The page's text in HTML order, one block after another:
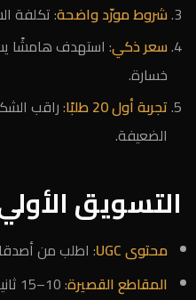
شروط مورّد واضحة: تكلفة
سعر ذكي: استهدف هامشًا
خسارة.
تجربة أول 20 طلبًا
: راقب
الضعيفة.
التسويق
محتوى UGC
: اطلب من
المقاطع القصيرة: 10–15 ثانية تُظهر النتيجة خلال أول 3 ثوانٍ.